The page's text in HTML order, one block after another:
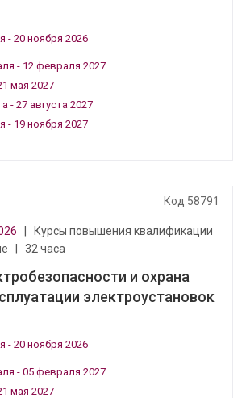
- 20 ноября 2026
- 12 февраля 2027
мая 2027
- 27 августа 2027
- 19 ноября 2027
Код 58791
Курсы повышения квалификации
32 часа
и охрана
электроустановок
- 20 ноября 2026
- 05 февраля 2027
мая 2027